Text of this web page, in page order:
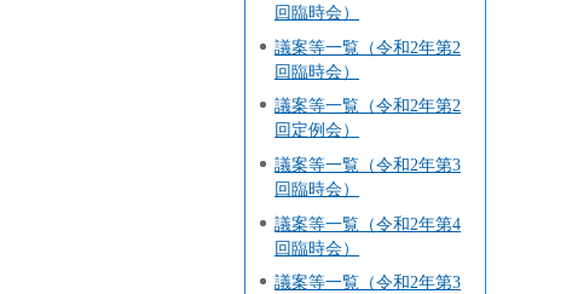
回臨時会）
議案等一覧（令和2年第2
回臨時会）
議案等一覧（令和2年第2
回定例会）
議案等一覧（令和2年第3
回臨時会）
議案等一覧（令和2年第4
回臨時会）
議案等一覧（令和2年第3